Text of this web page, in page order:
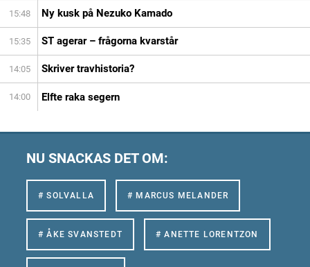
15:48 Ny kusk på Nezuko Kamado
15:35 ST agerar – frågorna kvarstår
14:05 Skriver travhistoria?
14:00 Elfte raka segern
NU SNACKAS DET OM:
# SOLVALLA # MARCUS MELANDER
# ÅKE SVANSTEDT # ANETTE LORENTZON